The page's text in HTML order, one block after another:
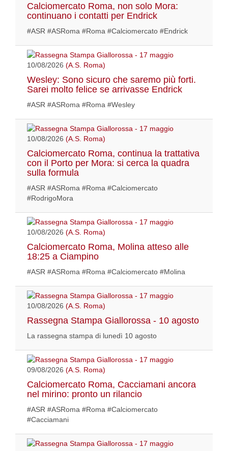
Calciomercato Roma, non solo Mora:
continuano i contatti per Endrick
#ASR #ASRoma #Roma #Calciomercato #Endrick
10/08/2026 (A.S. Roma)
Wesley: Sono sicuro che saremo più forti.
Sarei molto felice se arrivasse Endrick
#ASR #ASRoma #Roma #Wesley
10/08/2026 (A.S. Roma)
Calciomercato Roma, continua la trattativa
con il Porto per Mora: si cerca la quadra
sulla formula
#ASR #ASRoma #Roma #Calciomercato
#RodrigoMora
10/08/2026 (A.S. Roma)
Calciomercato Roma, Molina atteso alle
18:25 a Ciampino
#ASR #ASRoma #Roma #Calciomercato #Molina
10/08/2026 (A.S. Roma)
Rassegna Stampa Giallorossa - 10 agosto
La rassegna stampa di lunedì 10 agosto
09/08/2026 (A.S. Roma)
Calciomercato Roma, Cacciamani ancora
nel mirino: pronto un rilancio
#ASR #ASRoma #Roma #Calciomercato
#Cacciamani